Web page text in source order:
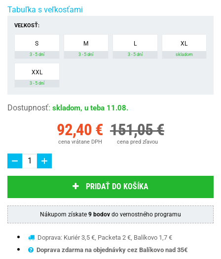
Tabuľka s veľkosťami
VEĽKOSŤ:
S
3 - 5 dní
M
3 - 5 dní
L
3 - 5 dní
XL
skladom
XXL
3 - 5 dní
Dostupnosť: skladom, u teba 11.08.
92,40 €
cena vrátane DPH
151,05 €
cena pred zľavou
PRIDAŤ DO KOŠÍKA
Nákupom získate 9 bodov do vernostného programu
Doprava: Kuriér 3,5 €, Packeta 2 €, Balíkovo 1,7 €
Doprava zdarma na objednávky cez Balíkovo nad 35€